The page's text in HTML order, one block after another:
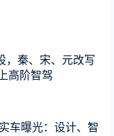
，秦、宋、元改写
高阶智驾
车曝光：设计、智